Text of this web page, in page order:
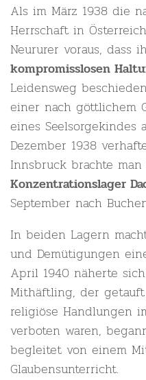
Als im März 1938 die
Herrschaft in
Neururer voraus, dass
kompromisslosen
Leidensweg
einer nach göttlichem
eines Seelsorgekindes
Dezember 1938
Innsbruck brachte
Konzentrationslager
September nach
In beiden Lagern
und Demütigungen
April 1940 näherte
Mithäftling, der
religiöse Handlungen
verboten waren,
begleitet von einem
Glaubensunterricht.